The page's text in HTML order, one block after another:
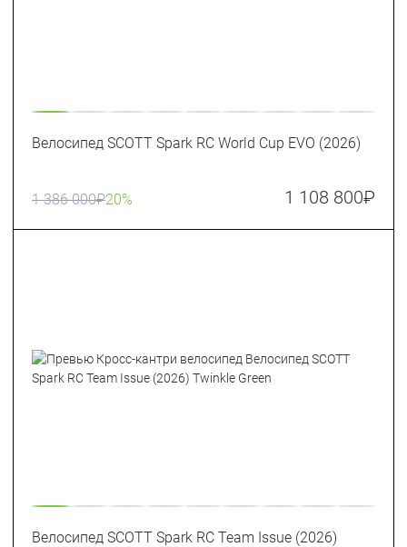
Велосипед SCOTT Spark RC World Cup EVO (2026)
1 386 000₽20% 1 108 800₽
Велосипед SCOTT Spark RC Team Issue (2026)